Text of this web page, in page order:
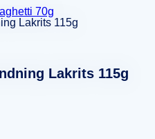
70g
Lakrits 115g